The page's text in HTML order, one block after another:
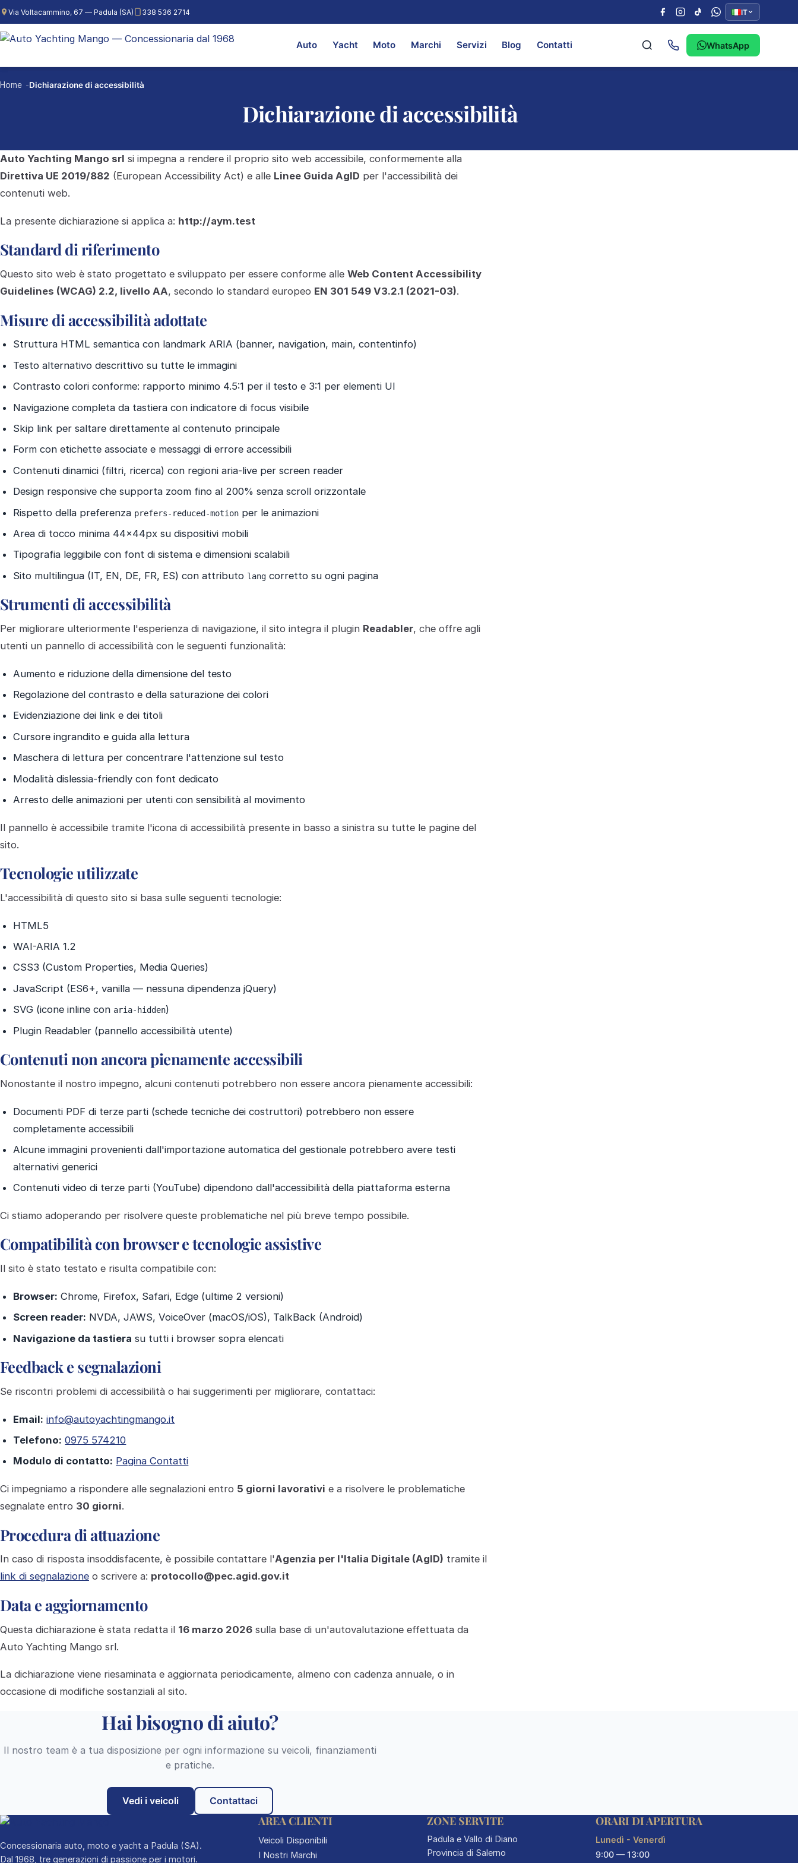
Via Voltacammino, 67 — Padula (SA) 338 536 2714 IT
Auto Yacht Moto Marchi Servizi Blog Contatti WhatsApp
Home Dichiarazione di accessibilità
Dichiarazione di accessibilità
Auto Yachting Mango srl si impegna a rendere il proprio sito web accessibile, conformemente alla
Direttiva UE 2019/882 (European Accessibility Act) e alle Linee Guida AgID per l'accessibilità dei
contenuti web.
La presente dichiarazione si applica a: http://aym.test
Standard di riferimento
Questo sito web è stato progettato e sviluppato per essere conforme alle Web Content Accessibility
Guidelines (WCAG) 2.2, livello AA, secondo lo standard europeo EN 301 549 V3.2.1 (2021-03).
Misure di accessibilità adottate
Struttura HTML semantica con landmark ARIA (banner, navigation, main, contentinfo)
Testo alternativo descrittivo su tutte le immagini
Contrasto colori conforme: rapporto minimo 4.5:1 per il testo e 3:1 per elementi UI
Navigazione completa da tastiera con indicatore di focus visibile
Skip link per saltare direttamente al contenuto principale
Form con etichette associate e messaggi di errore accessibili
Contenuti dinamici (filtri, ricerca) con regioni aria-live per screen reader
Design responsive che supporta zoom fino al 200% senza scroll orizzontale
Rispetto della preferenza prefers-reduced-motion per le animazioni
Area di tocco minima 44×44px su dispositivi mobili
Tipografia leggibile con font di sistema e dimensioni scalabili
Sito multilingua (IT, EN, DE, FR, ES) con attributo lang corretto su ogni pagina
Strumenti di accessibilità
Per migliorare ulteriormente l'esperienza di navigazione, il sito integra il plugin Readabler, che offre agli
utenti un pannello di accessibilità con le seguenti funzionalità:
Aumento e riduzione della dimensione del testo
Regolazione del contrasto e della saturazione dei colori
Evidenziazione dei link e dei titoli
Cursore ingrandito e guida alla lettura
Maschera di lettura per concentrare l'attenzione sul testo
Modalità dislessia-friendly con font dedicato
Arresto delle animazioni per utenti con sensibilità al movimento
Il pannello è accessibile tramite l'icona di accessibilità presente in basso a sinistra su tutte le pagine del
sito.
Tecnologie utilizzate
L'accessibilità di questo sito si basa sulle seguenti tecnologie:
HTML5
WAI-ARIA 1.2
CSS3 (Custom Properties, Media Queries)
JavaScript (ES6+, vanilla — nessuna dipendenza jQuery)
SVG (icone inline con aria-hidden)
Plugin Readabler (pannello accessibilità utente)
Contenuti non ancora pienamente accessibili
Nonostante il nostro impegno, alcuni contenuti potrebbero non essere ancora pienamente accessibili:
Documenti PDF di terze parti (schede tecniche dei costruttori) potrebbero non essere
completamente accessibili
Alcune immagini provenienti dall'importazione automatica del gestionale potrebbero avere testi
alternativi generici
Contenuti video di terze parti (YouTube) dipendono dall'accessibilità della piattaforma esterna
Ci stiamo adoperando per risolvere queste problematiche nel più breve tempo possibile.
Compatibilità con browser e tecnologie assistive
Il sito è stato testato e risulta compatibile con:
Browser: Chrome, Firefox, Safari, Edge (ultime 2 versioni)
Screen reader: NVDA, JAWS, VoiceOver (macOS/iOS), TalkBack (Android)
Navigazione da tastiera su tutti i browser sopra elencati
Feedback e segnalazioni
Se riscontri problemi di accessibilità o hai suggerimenti per migliorare, contattaci:
Email: info@autoyachtingmango.it
Telefono: 0975 574210
Modulo di contatto: Pagina Contatti
Ci impegniamo a rispondere alle segnalazioni entro 5 giorni lavorativi e a risolvere le problematiche
segnalate entro 30 giorni.
Procedura di attuazione
In caso di risposta insoddisfacente, è possibile contattare l'Agenzia per l'Italia Digitale (AgID) tramite il
link di segnalazione o scrivere a: protocollo@pec.agid.gov.it
Data e aggiornamento
Questa dichiarazione è stata redatta il 16 marzo 2026 sulla base di un'autovalutazione effettuata da
Auto Yachting Mango srl.
La dichiarazione viene riesaminata e aggiornata periodicamente, almeno con cadenza annuale, o in
occasione di modifiche sostanziali al sito.
Hai bisogno di aiuto?
Il nostro team è a tua disposizione per ogni informazione su veicoli, finanziamenti
e pratiche.
Vedi i veicoli Contattaci
Concessionaria auto, moto e yacht a Padula (SA).
Dal 1968, tre generazioni di passione per i motori.
AREA CLIENTI
Veicoli Disponibili
I Nostri Marchi
ZONE SERVITE
Padula e Vallo di Diano
Provincia di Salerno
ORARI DI APERTURA
Lunedì - Venerdì
9:00 — 13:00